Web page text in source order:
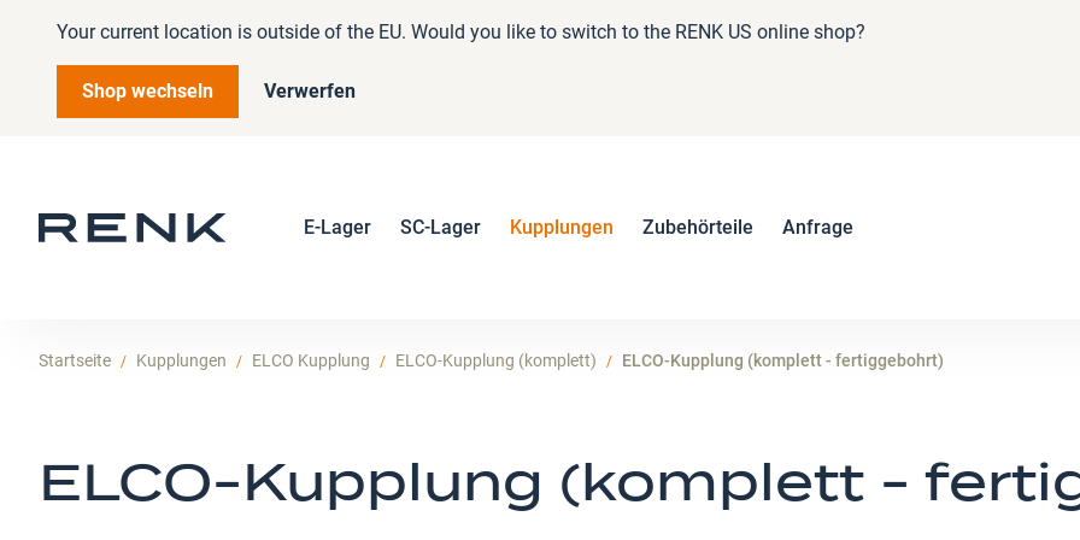
Your current location is outside of the EU. Would you like to switch to the RENK US online shop?
Shop wechseln Verwerfen
E-Lager SC-Lager Kupplungen Zubehörteile Anfrage
Startseite Kupplungen ELCO Kupplung ELCO-Kupplung (komplett) ELCO-Kupplung (komplett - fertiggebohrt)
ELCO-Kupplung (komplett -